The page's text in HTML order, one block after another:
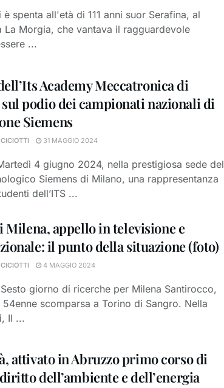
è spenta all'età di 111 anni suor Serafina, al
La Morgia, che vantava il ragguardevole
...
Academy Meccatronica di
sul podio dei campionati nazionali di
Siemens
31 MAGGIO 2024
4 giugno 2024, nella prestigiosa sede del
Siemens di Milano, una rappresentanza
dell’ITS ...
Milena, appello in televisione e
il punto della situazione (foto)
4 MAGGIO 2024
giorno di ricerche per Milena Santirocco,
54enne scomparsa a Torino di Sangro. Nella
Il ...
attivato in Abruzzo primo corso di
dell’ambiente e dell’energia